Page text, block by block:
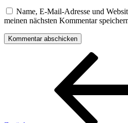
Name, E-Mail-Adresse und
meinen nächsten Kommentar
Beitragsnavigation